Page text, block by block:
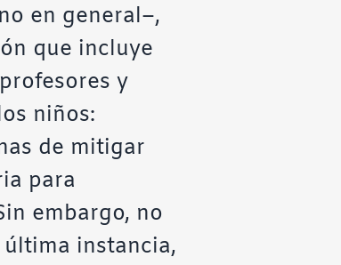
en general–,
que incluye
y
niños:
de mitigar
para
embargo, no
instancia,